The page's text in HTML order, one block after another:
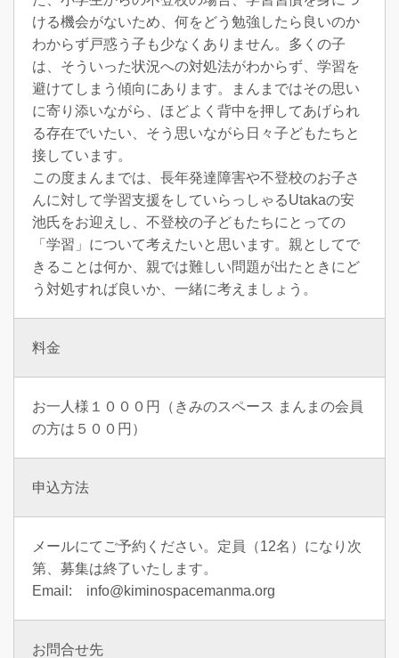
ける機会がないため、何をどう勉強したら良いのか
わからず戸惑う子も少なくありません。多くの子
は、そういった状況への対処法がわからず、学習を
避けてしまう傾向にあります。まんまではその思い
に寄り添いながら、ほどよく背中を押してあげられ
る存在でいたい、そう思いながら日々子どもたちと
接しています。
この度まんまでは、長年発達障害や不登校のお子さ
んに対して学習支援をしていらっしゃるUtakaの安
池氏をお迎えし、不登校の子どもたちにとっての
「学習」について考えたいと思います。親としてで
きることは何か、親では難しい問題が出たときにど
う対処すれば良いか、一緒に考えましょう。
料金
お一人様１０００円（きみのスペース まんまの会員
の方は５００円）
申込方法
メールにてご予約ください。定員（12名）になり次
第、募集は終了いたします。
Email: info@kiminospacemanma.org
お問合せ先